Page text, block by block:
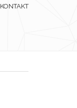
KONTAKT